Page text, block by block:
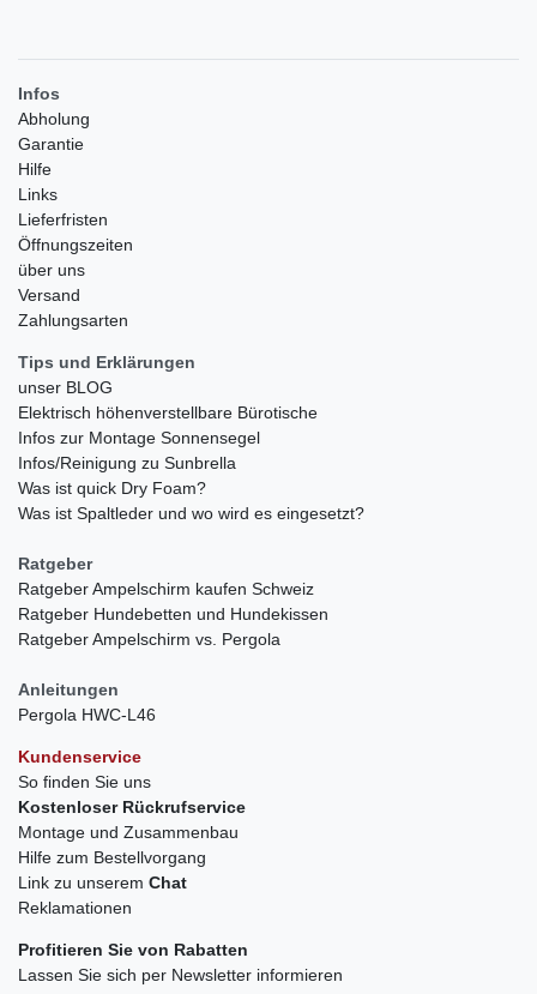
Infos
Abholung
Garantie
Hilfe
Links
Lieferfristen
Öffnungszeiten
über uns
Versand
Zahlungsarten
Tips und Erklärungen
unser BLOG
Elektrisch höhenverstellbare Bürotische
Infos zur Montage Sonnensegel
Infos/Reinigung zu Sunbrella
Was ist quick Dry Foam?
Was ist Spaltleder und wo wird es eingesetzt?
Ratgeber
Ratgeber Ampelschirm kaufen Schweiz
Ratgeber Hundebetten und Hundekissen
Ratgeber Ampelschirm vs. Pergola
Anleitungen
Pergola HWC-L46
Kundenservice
So finden Sie uns
Kostenloser Rückrufservice
Montage und Zusammenbau
Hilfe zum Bestellvorgang
Link zu unserem Chat
Reklamationen
Profitieren Sie von Rabatten
Lassen Sie sich per Newsletter informieren